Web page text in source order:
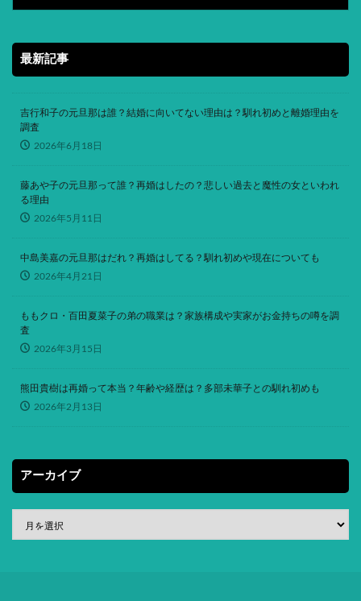
最新記事
吉行和子の元旦那は誰？結婚に向いてない理由は？馴れ初めと離婚理由を
調査
2026年6月18日
藤あや子の元旦那って誰？再婚はしたの？悲しい過去と魔性の女といわれ
る理由
2026年5月11日
中島美嘉の元旦那はだれ？再婚はしてる？馴れ初めや現在についても
2026年4月21日
ももクロ・百田夏菜子の弟の職業は？家族構成や実家がお金持ちの噂を調
査
2026年3月15日
熊田貴樹は再婚って本当？年齢や経歴は？多部未華子との馴れ初めも
2026年2月13日
アーカイブ